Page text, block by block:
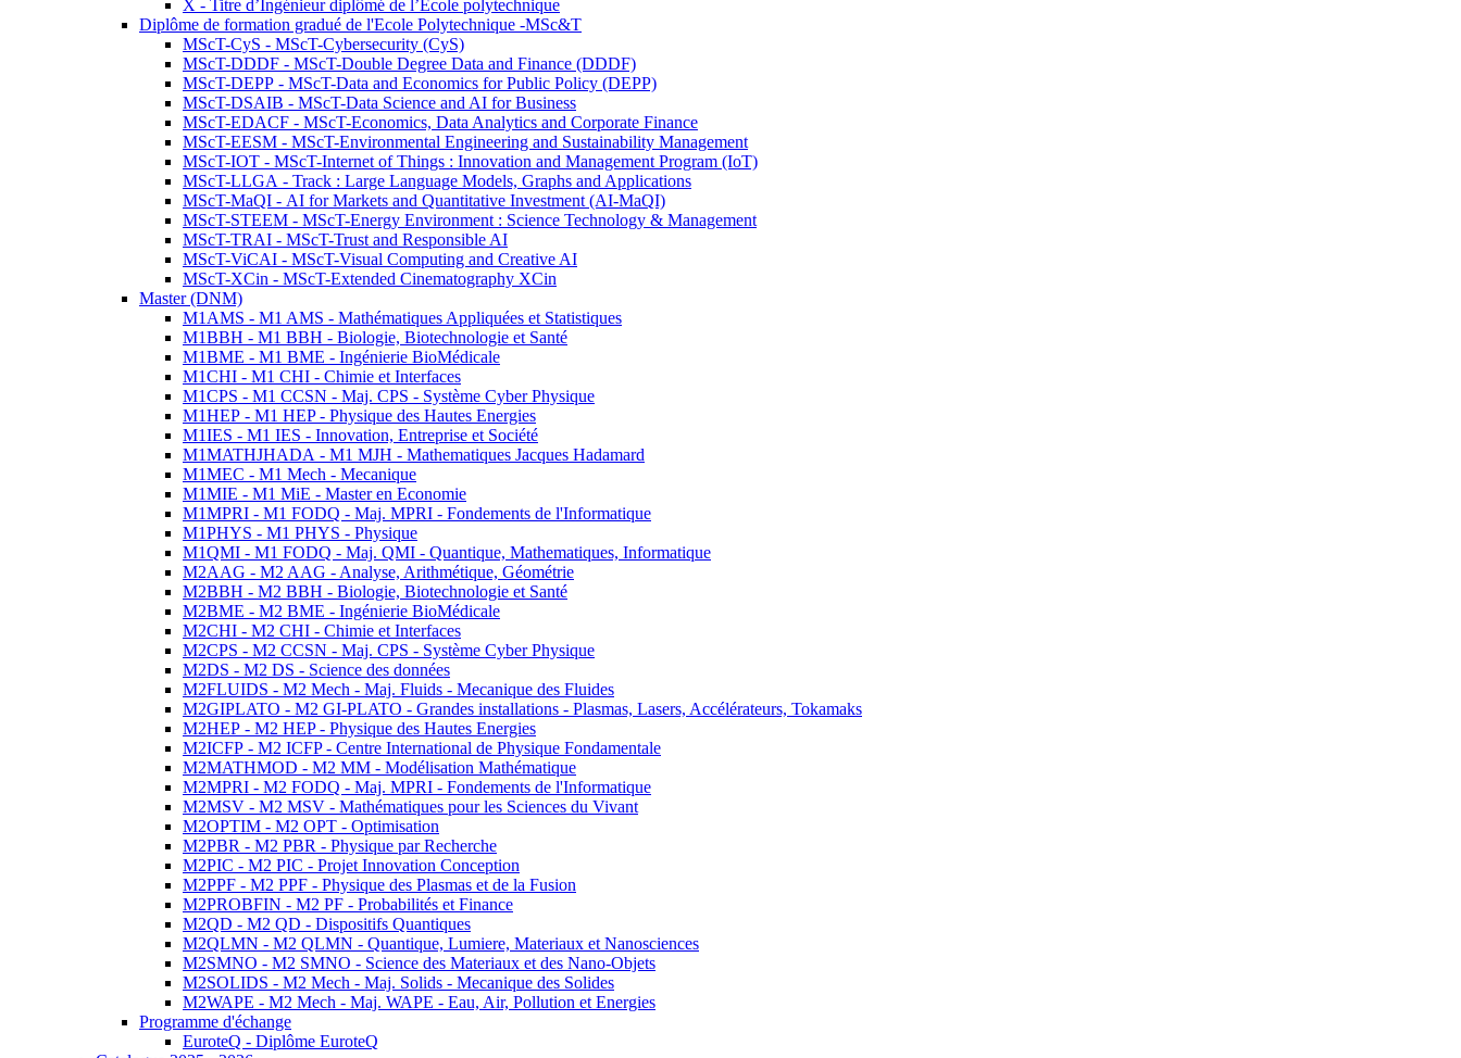
X - Titre d’Ingénieur diplômé de l’École polytechnique
Diplôme de formation gradué de l'Ecole Polytechnique -MSc&T
MScT-CyS - MScT-Cybersecurity (CyS)
MScT-DDDF - MScT-Double Degree Data and Finance (DDDF)
MScT-DEPP - MScT-Data and Economics for Public Policy (DEPP)
MScT-DSAIB - MScT-Data Science and AI for Business
MScT-EDACF - MScT-Economics, Data Analytics and Corporate Finance
MScT-EESM - MScT-Environmental Engineering and Sustainability Management
MScT-IOT - MScT-Internet of Things : Innovation and Management Program (IoT)
MScT-LLGA - Track : Large Language Models, Graphs and Applications
MScT-MaQI - AI for Markets and Quantitative Investment (AI-MaQI)
MScT-STEEM - MScT-Energy Environment : Science Technology & Management
MScT-TRAI - MScT-Trust and Responsible AI
MScT-ViCAI - MScT-Visual Computing and Creative AI
MScT-XCin - MScT-Extended Cinematography XCin
Master (DNM)
M1AMS - M1 AMS - Mathématiques Appliquées et Statistiques
M1BBH - M1 BBH - Biologie, Biotechnologie et Santé
M1BME - M1 BME - Ingénierie BioMédicale
M1CHI - M1 CHI - Chimie et Interfaces
M1CPS - M1 CCSN - Maj. CPS - Système Cyber Physique
M1HEP - M1 HEP - Physique des Hautes Energies
M1IES - M1 IES - Innovation, Entreprise et Société
M1MATHJHADA - M1 MJH - Mathematiques Jacques Hadamard
M1MEC - M1 Mech - Mecanique
M1MIE - M1 MiE - Master en Economie
M1MPRI - M1 FODQ - Maj. MPRI - Fondements de l'Informatique
M1PHYS - M1 PHYS - Physique
M1QMI - M1 FODQ - Maj. QMI - Quantique, Mathematiques, Informatique
M2AAG - M2 AAG - Analyse, Arithmétique, Géométrie
M2BBH - M2 BBH - Biologie, Biotechnologie et Santé
M2BME - M2 BME - Ingénierie BioMédicale
M2CHI - M2 CHI - Chimie et Interfaces
M2CPS - M2 CCSN - Maj. CPS - Système Cyber Physique
M2DS - M2 DS - Science des données
M2FLUIDS - M2 Mech - Maj. Fluids - Mecanique des Fluides
M2GIPLATO - M2 GI-PLATO - Grandes installations - Plasmas, Lasers, Accélérateurs, Tokamaks
M2HEP - M2 HEP - Physique des Hautes Energies
M2ICFP - M2 ICFP - Centre International de Physique Fondamentale
M2MATHMOD - M2 MM - Modélisation Mathématique
M2MPRI - M2 FODQ - Maj. MPRI - Fondements de l'Informatique
M2MSV - M2 MSV - Mathématiques pour les Sciences du Vivant
M2OPTIM - M2 OPT - Optimisation
M2PBR - M2 PBR - Physique par Recherche
M2PIC - M2 PIC - Projet Innovation Conception
M2PPF - M2 PPF - Physique des Plasmas et de la Fusion
M2PROBFIN - M2 PF - Probabilités et Finance
M2QD - M2 QD - Dispositifs Quantiques
M2QLMN - M2 QLMN - Quantique, Lumiere, Materiaux et Nanosciences
M2SMNO - M2 SMNO - Science des Materiaux et des Nano-Objets
M2SOLIDS - M2 Mech - Maj. Solids - Mecanique des Solides
M2WAPE - M2 Mech - Maj. WAPE - Eau, Air, Pollution et Energies
Programme d'échange
EuroteQ - Diplôme EuroteQ